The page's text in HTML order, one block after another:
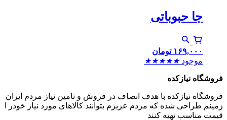
جا حبوباتی
۱۶۹,۰۰۰ تومان
موجود ★
★
★
★
★
فروشگاه نیازکده
فروشگاه نیازکده با هدف انصاف در فروش و تامین نیاز مردم ایران
زمینم طراحی شده که مردم عزیزم بتوانند کالاهای مورد نیاز خودر ا
قیمت مناسب تهیه کنند